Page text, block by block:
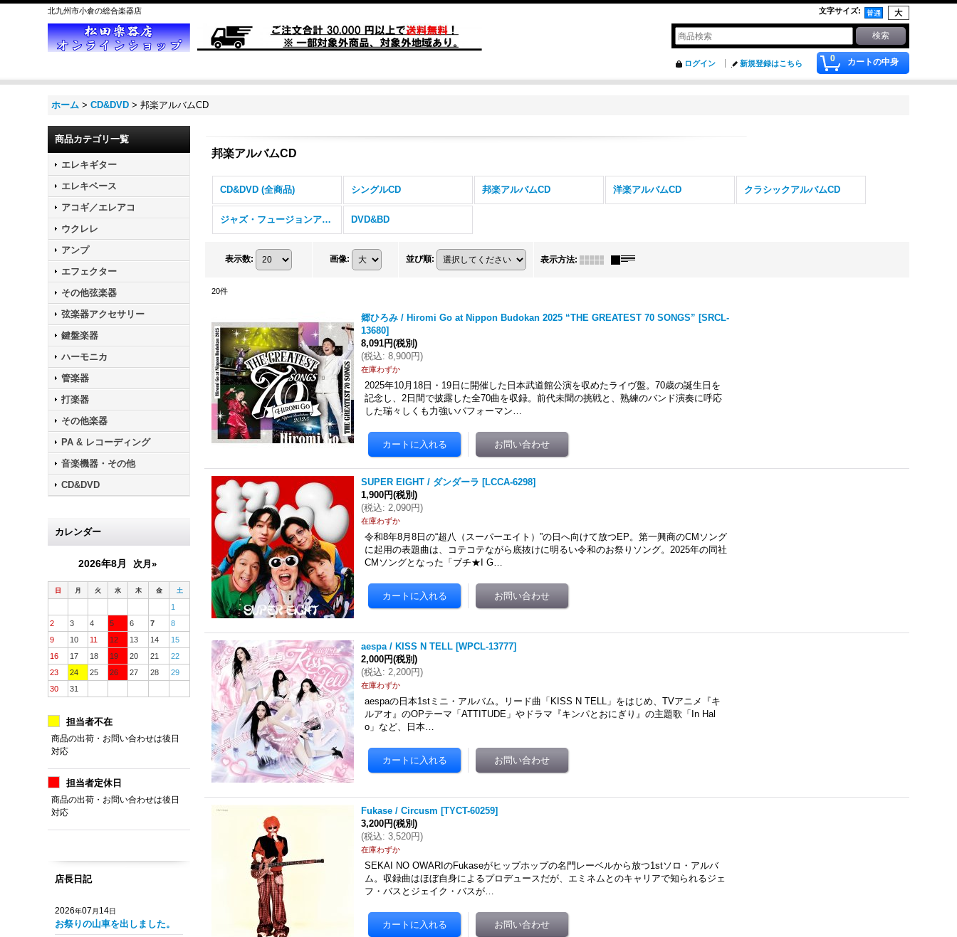
北九州市小倉の総合楽器店 文字サイズ:
0 カートの中身
ログイン 新規登録はこちら
ホーム > CD&DVD > 邦楽アルバムCD
商品カテゴリ一覧
エレキギター
エレキベース
アコギ／エレアコ
ウクレレ
アンプ
エフェクター
その他弦楽器
弦楽器アクセサリー
鍵盤楽器
ハーモニカ
管楽器
打楽器
その他楽器
PA & レコーディング
音楽機器・その他
CD&DVD
カレンダー
2026年8月 次月»
日 月 火 水 木 金 土
1
2
3 4 5 6 7
8
9
10 11 12 13 14
15
16
17 18 19 20 21
22
23
24 25 26 27 28
29
30
31
担当者不在
商品の出荷・お問い合わせは後日
対応
担当者定休日
商品の出荷・お問い合わせは後日
対応
店長日記
2026年07 月 14日
お祭りの山車を出しました。
邦楽アルバムCD
CD&DVD (全商品) シングルCD 邦楽アルバムCD 洋楽アルバムCD クラシックアルバムCD
ジャズ・フュージョンアルバムCD DVD&BD
表示数: 画像: 並び順: 表示方法:
20件
郷ひろみ / Hiromi Go at Nippon Budokan 2025 “THE GREATEST 70 SONGS” [SRCL-
13680]
8,091円(税別)
(税込: 8,900円)
在庫わずか
2025年10月18日・19日に開催した日本武道館公演を収めたライヴ盤。70歳の誕生日を
記念し、2日間で披露した全70曲を収録。前代未聞の挑戦と、熟練のバンド演奏に呼応
した瑞々しくも力強いパフォーマン…
SUPER EIGHT / ダンダーラ [LCCA-6298]
1,900円(税別)
(税込: 2,090円)
在庫わずか
令和8年8月8日の“超八（スーパーエイト）”の日へ向けて放つEP。第一興商のCMソング
に起用の表題曲は、コテコテながら底抜けに明るい令和のお祭りソング。2025年の同社
CMソングとなった「ブチ★I G…
aespa / KISS N TELL [WPCL-13777]
2,000円(税別)
(税込: 2,200円)
在庫わずか
aespaの日本1stミニ・アルバム。リード曲「KISS N TELL」をはじめ、TVアニメ『キ
ルアオ』のOPテーマ「ATTITUDE」やドラマ『キンパとおにぎり』の主題歌「In Hal
o」など、日本…
Fukase / Circusm [TYCT-60259]
3,200円(税別)
(税込: 3,520円)
在庫わずか
SEKAI NO OWARIのFukaseがヒップホップの名門レーベルから放つ1stソロ・アルバ
ム。収録曲はほぼ自身によるプロデュースだが、エミネムとのキャリアで知られるジェ
フ・バスとジェイク・バスが…